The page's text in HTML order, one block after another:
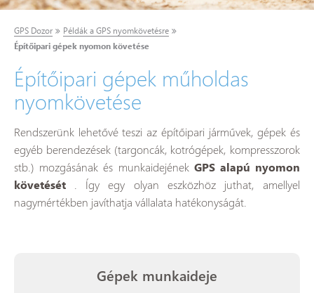
GPS Dozor
Példák a GPS nyomkövetésre
Építőipari gépek nyomon követése
Építőipari gépek műholdas
nyomkövetése
Rendszerünk lehetővé teszi az építőipari járművek, gépek és
egyéb berendezések (targoncák, kotrógépek, kompresszorok
stb.) mozgásának és munkaidejének GPS alapú nyomon
követését . Így egy olyan eszközhöz juthat, amellyel
nagymértékben javíthatja vállalata hatékonyságát.
Gépek munkaideje